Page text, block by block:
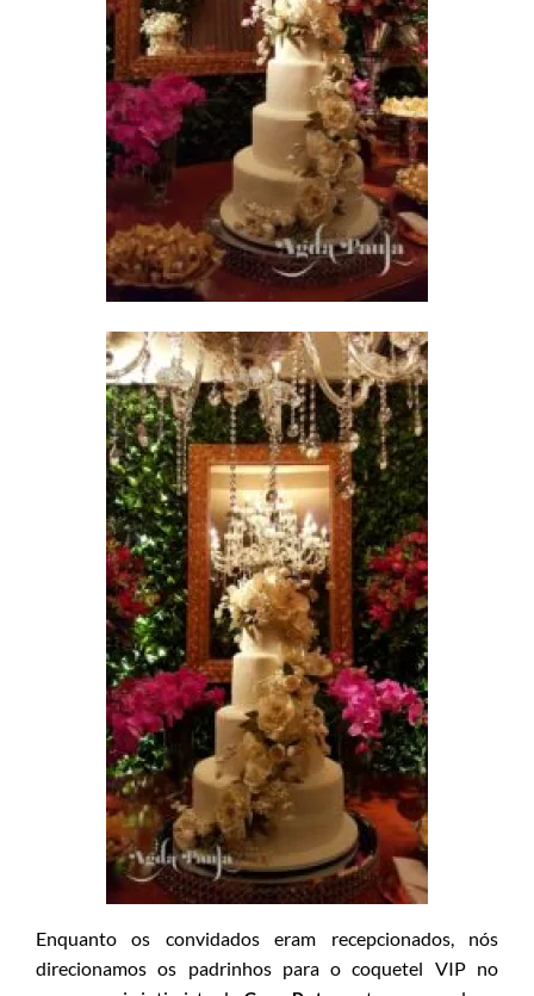
Enquanto os convidados eram recepcionados, nós
direcionamos os padrinhos para o coquetel VIP no